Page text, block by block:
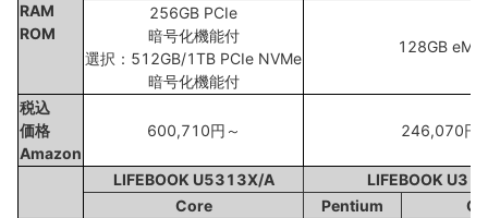
RAM
ROM
256GB PCIe
暗号化機能付
選択：512GB/1TB PCIe NVMe
暗号化機能付
128GB
税込
価格
Amazon
600,710円～ 246,070円
LIFEBOOK U5313X/A
LIFEBOOK
Core
Pentium